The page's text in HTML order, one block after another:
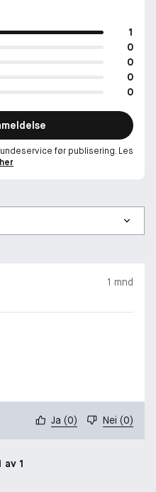
1
0
0
0
0
før publisering. Les
her
1 mnd
Ja (0) Nei (0)
av 1